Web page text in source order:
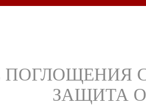
ПОГЛОЩЕНИЯ
ЗАЩИТА